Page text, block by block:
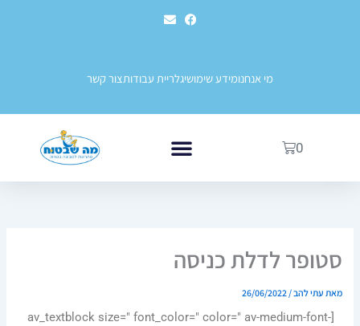
מי אנחנומידע שימושיגלריית עבודותצור קשר
F
a
o
E
n
o
0
עגלת
סטופר לדלת כניסה
מאת עתי להב/
26/06/2022
[av_textblock size=" font_color=" color=" av-medium-font-